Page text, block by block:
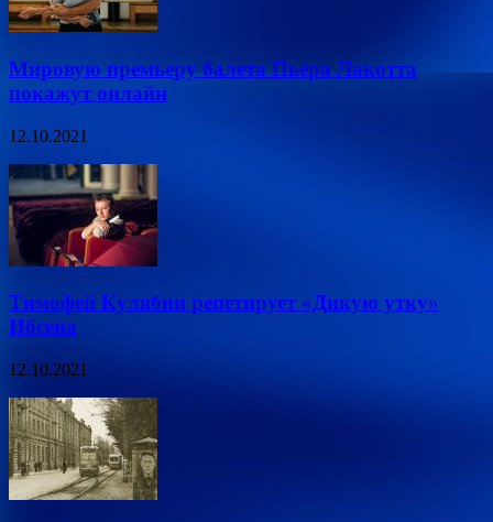
Мировую премьеру балета Пьера Лакотта
покажут онлайн
12.10.2021
Тимофей Кулябин репетирует «Дикую утку»
Ибсена
12.10.2021